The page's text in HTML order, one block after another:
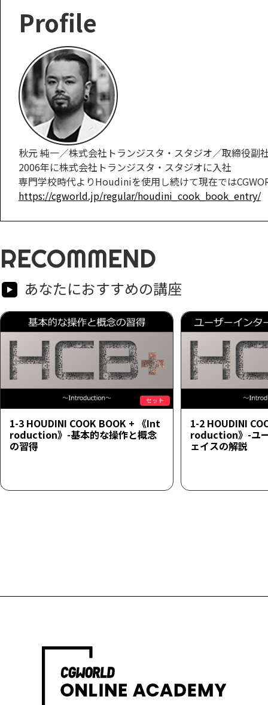
Profile
秋元 純一／株式会社トランジスタ・スタジオ／取締役副
2006年に株式会社トランジスタ・スタジオに入社
専門学校時代よりHoudiniを使用し続けて現在では
https://cgworld.jp/regular/houdini_cook_book_entry/
RECOMMEND
あなたにおすすめの講座
セット
1-3 HOUDINI COOK BOOK + 《Int
roduction》-基本的な操作と概念
の習得
1-2 HOUDINI
roduction》-ユ
ェイスの解説